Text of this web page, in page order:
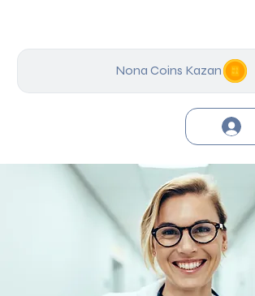
Nona Coins Kazan